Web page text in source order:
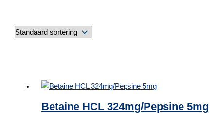
Betaine HCL 324mg/Pepsine 5mg